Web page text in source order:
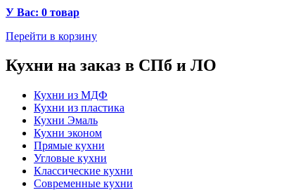
У Вас: 0 товар
Перейти в корзину
Кухни на заказ в СПб и ЛО
Кухни из МДФ
Кухни из пластика
Кухни Эмаль
Кухни эконом
Прямые кухни
Угловые кухни
Классические кухни
Современные кухни